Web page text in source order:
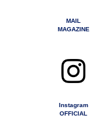
MAIL
MAGAZINE
Instagram
OFFICIAL